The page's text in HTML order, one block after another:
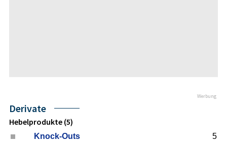
Werbung
Derivate
Hebelprodukte (5)
Knock-Outs 5